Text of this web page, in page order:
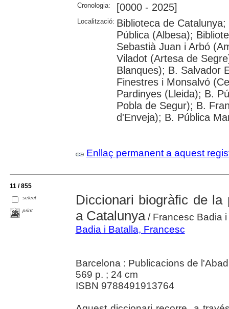
Cronologia: [0000 - 2025]
Localització: Biblioteca de
Pública (Albesa);
Sebastià Juan i Arbó
Viladot (Artesa de
Blanques); B. Salvador
Finestres i Monsalvó
Pardinyes (Lleida); B.
Pobla de Segur); B.
d'Enveja); B. Pública
Enllaç permanent a aquest
11 / 855
select
print
Diccionari biogràfic de
a Catalunya/ Francesc Badia i
Badia i Batalla, Francesc
Barcelona : Publicacions de
569 p. ; 24 cm
ISBN 9788491913764